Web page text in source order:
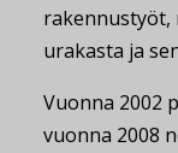
rakennustyöt,
urakasta ja
Vuonna 2002
vuonna 2008